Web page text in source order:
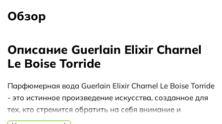
Обзор
Описание Guerlain Elixir Charnel
Le Boise Torride
Парфюмерная вода Guerlain Elixir Charnel Le Boise Torride
- это истинное произведение искусства, созданное для
тех, кто стремится обратить на себя внимание и
оставить незабываемый след. Этот аромат является